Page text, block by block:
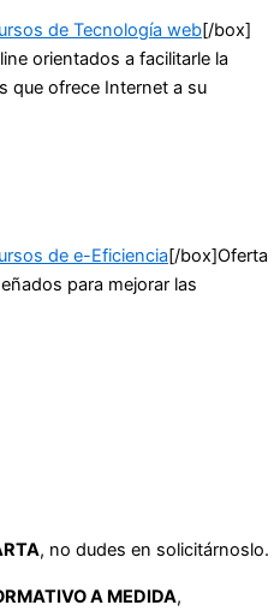
de Tecnología web[/box]
orientados a facilitarle la
que ofrece Internet a su
de e-Eficiencia[/box]Oferta
para mejorar las
, no dudes en solicitárnoslo.
A MEDIDA,